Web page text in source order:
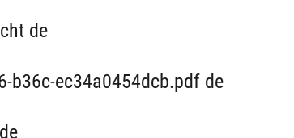
de
b36c-ec34a0454dcb.pdf de